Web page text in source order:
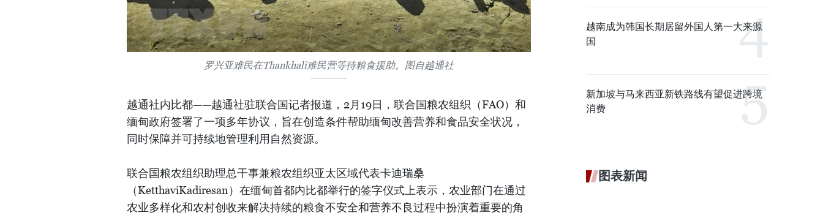
罗兴亚难民在Thankhali难民营等待粮食援助。图自越通社
越通社内比都——越通社驻联合国记者报道，2月19日，联合国粮农组织（FAO）和
缅甸政府签署了一项多年协议，旨在创造条件帮助缅甸改善营养和食品安全状况，
同时保障并可持续地管理利用自然资源。
联合国粮农组织助理总干事兼粮农组织亚太区域代表卡迪瑞桑
（KetthaviKadiresan）在缅甸首都内比都举行的签字仪式上表示，农业部门在通过
农业多样化和农村创收来解决持续的粮食不安全和营养不良过程中扮演着重要的角
越南成为韩国长期居留外国人第一大来源
国
新加坡与马来西亚新铁路线有望促进跨境
消费
图表新闻